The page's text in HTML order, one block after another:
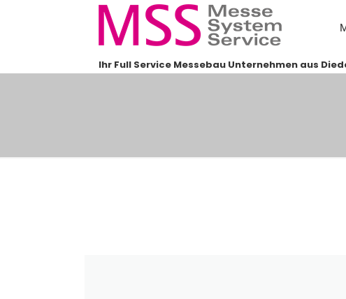
Ihr Full Service Messebau Unternehmen aus